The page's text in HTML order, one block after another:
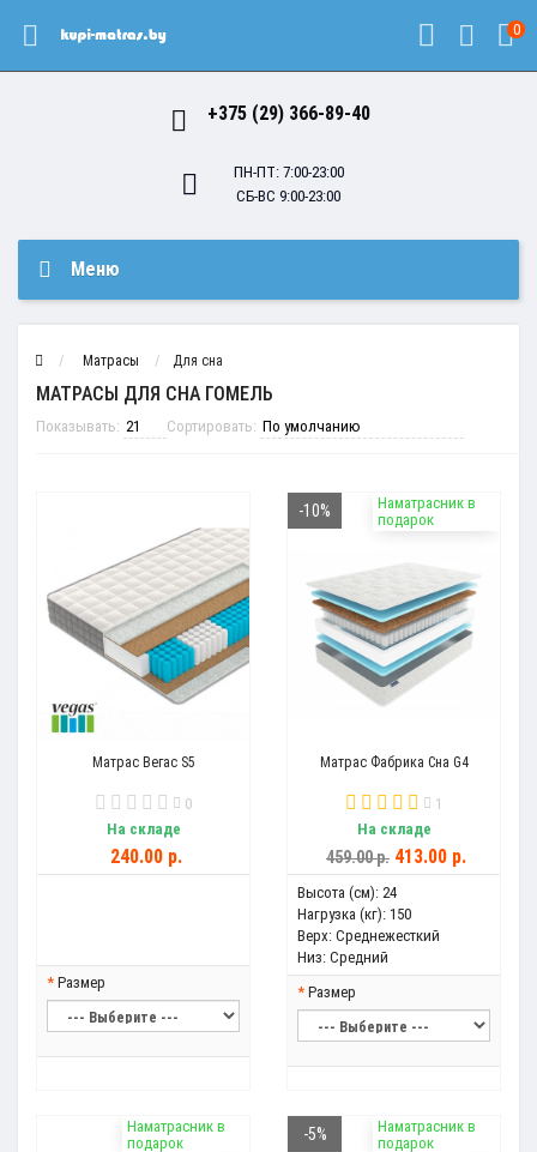
0
+375 (29) 366-89-40
ПН-ПТ: 7:00-23:00
СБ-ВС 9:00-23:00
Меню
Матрасы Для сна
МАТРАСЫ ДЛЯ СНА ГОМЕЛЬ
Показывать: Сортировать:
Матрас Вегас S5
0
На складе
240.00 р.
Размер
Наматрасник в
подарок
-10%
Матрас Фабрика Сна G4
1
На складе
459.00 р. 413.00 р.
Высота (см): 24
Нагрузка (кг): 150
Верх: Среднежесткий
Низ: Средний
Размер
Наматрасник в
подарок
Наматрасник в
подарок
-5%